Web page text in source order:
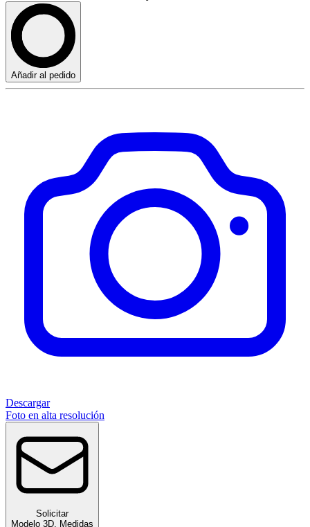
Añadir al pedido
Descargar
Foto en alta resolución
Solicitar
Modelo 3D
Medidas